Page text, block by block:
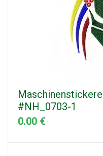
#NH_0703-1
0.00 €